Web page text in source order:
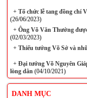
+Tổ chức lễ tang đồng chí
(26/06/2023)
+Ông Võ Văn Thưởng
(02/03/2023)
+Thiếu tướng Võ Sở và
+Đại tướng Võ Nguyên
lòng dân(04/10/2021)
DANH MỤC